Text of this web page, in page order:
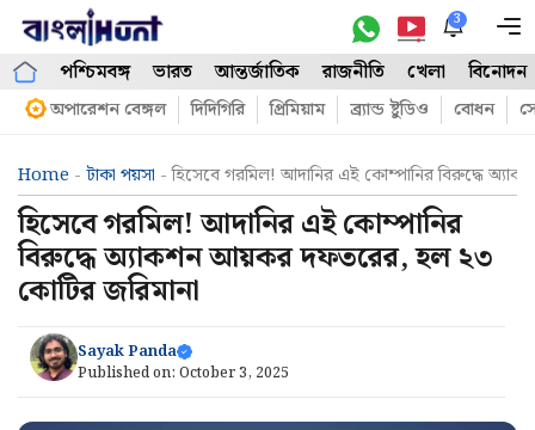
Skip
content
3
পশ্চিমবঙ্গ ভারত আন্তর্জাতিক রাজনীতি খেলা বিনোদন
অপারেশন বেঙ্গল দিদিগিরি প্রিমিয়াম ব্র্যান্ড ষ্টুডিও বোধন
Home - টাকা পয়সা -হিসেবে গরমিল! আদানির এই কোম্পানির বিরুদ্ধে
হিসেবে গরমিল! আদানির এই কোম্পানির
বিরুদ্ধে অ্যাকশন আয়কর দফতরের, হল ২৩
কোটির জরিমানা
Sayak Panda
Published on: October 3, 2025